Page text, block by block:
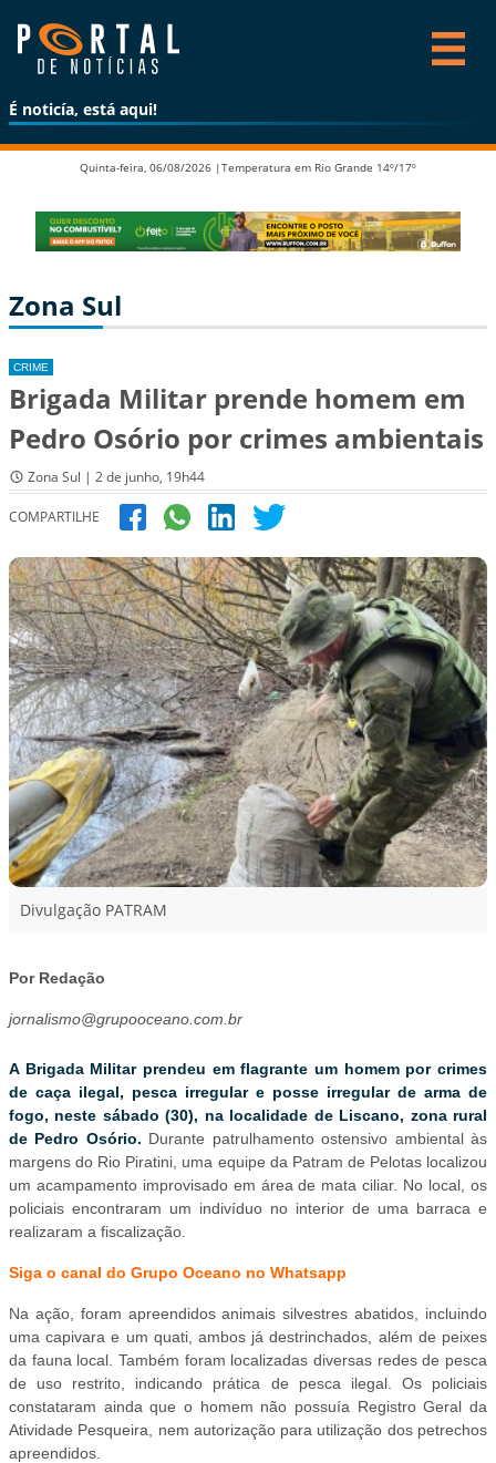
É noticía, está aqui!
Quinta-feira, 06/08/2026 | Temperatura em Rio Grande 14º/17º
Zona Sul
CRIME
Brigada Militar prende homem em
Pedro Osório por crimes ambientais
Zona Sul | 2 de junho, 19h44
COMPARTILHE
Divulgação PATRAM
Por Redação
jornalismo@grupooceano.com.br
A Brigada Militar prendeu em flagrante um homem por crimes
de caça ilegal, pesca irregular e posse irregular de arma de
fogo, neste sábado (30), na localidade de Liscano, zona rural
de Pedro Osório. Durante patrulhamento ostensivo ambiental às
margens do Rio Piratini, uma equipe da Patram de Pelotas localizou
um acampamento improvisado em área de mata ciliar. No local, os
policiais encontraram um indivíduo no interior de uma barraca e
realizaram a fiscalização.
Siga o canal do Grupo Oceano no Whatsapp
Na ação, foram apreendidos animais silvestres abatidos, incluindo
uma capivara e um quati, ambos já destrinchados, além de peixes
da fauna local. Também foram localizadas diversas redes de pesca
de uso restrito, indicando prática de pesca ilegal. Os policiais
constataram ainda que o homem não possuía Registro Geral da
Atividade Pesqueira, nem autorização para utilização dos petrechos
apreendidos.